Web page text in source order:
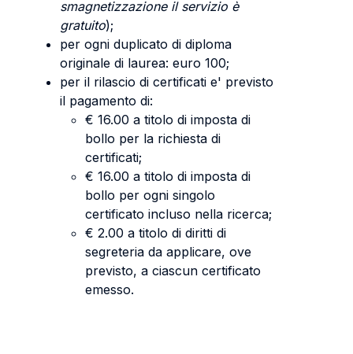
smagnetizzazione il servizio è
gratuito);
per ogni duplicato di diploma
originale di laurea: euro 100;
per il rilascio di certificati e' previsto
il pagamento di:
€ 16.00 a titolo di imposta di
bollo per la richiesta di
certificati;
€ 16.00 a titolo di imposta di
bollo per ogni singolo
certificato incluso nella ricerca;
€ 2.00 a titolo di diritti di
segreteria da applicare, ove
previsto, a ciascun certificato
emesso.